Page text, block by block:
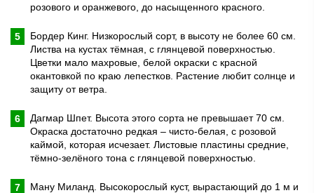
розового и оранжевого, до насыщенного красного.
Бордер Кинг. Низкорослый сорт, в высоту не более 60 см.
Листва на кустах тёмная, с глянцевой поверхностью.
Цветки мало махровые, белой окраски с красной
окантовкой по краю лепестков. Растение любит солнце и
защиту от ветра.
Дагмар Шпет. Высота этого сорта не превышает 70 см.
Окраска достаточно редкая – чисто-белая, с розовой
каймой, которая исчезает. Листовые пластины средние,
тёмно-зелёного тона с глянцевой поверхностью.
Ману Миланд. Высокорослый куст, вырастающий до 1 м и